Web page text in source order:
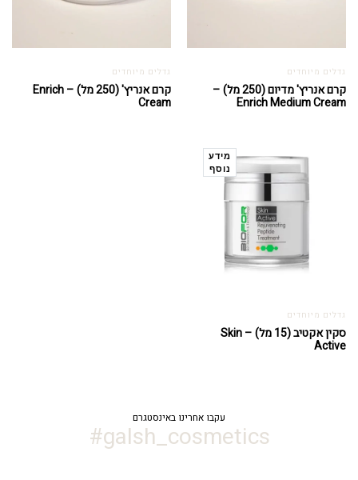
גדלים מיוחדים
קרם אנריץ' מדיום (250 מל) –
Enrich Medium Cream
גדלים מיוחדים
קרם אנריץ' (250 מל) – Enrich
Cream
מידע
נוסף
גדלים מיוחדים
סקין אקטיב (15 מל) – Skin
Active
עקבו אחרינו באינסטגרם
galsh_cosmetics#